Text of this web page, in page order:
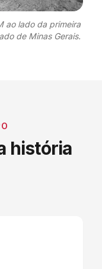
ao lado da primeira
de Minas Gerais.
história